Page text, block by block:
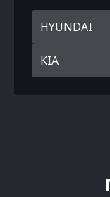
HYUNDAI
KIA